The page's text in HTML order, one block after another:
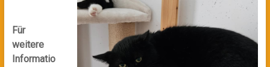
Für
weitere
Informatio